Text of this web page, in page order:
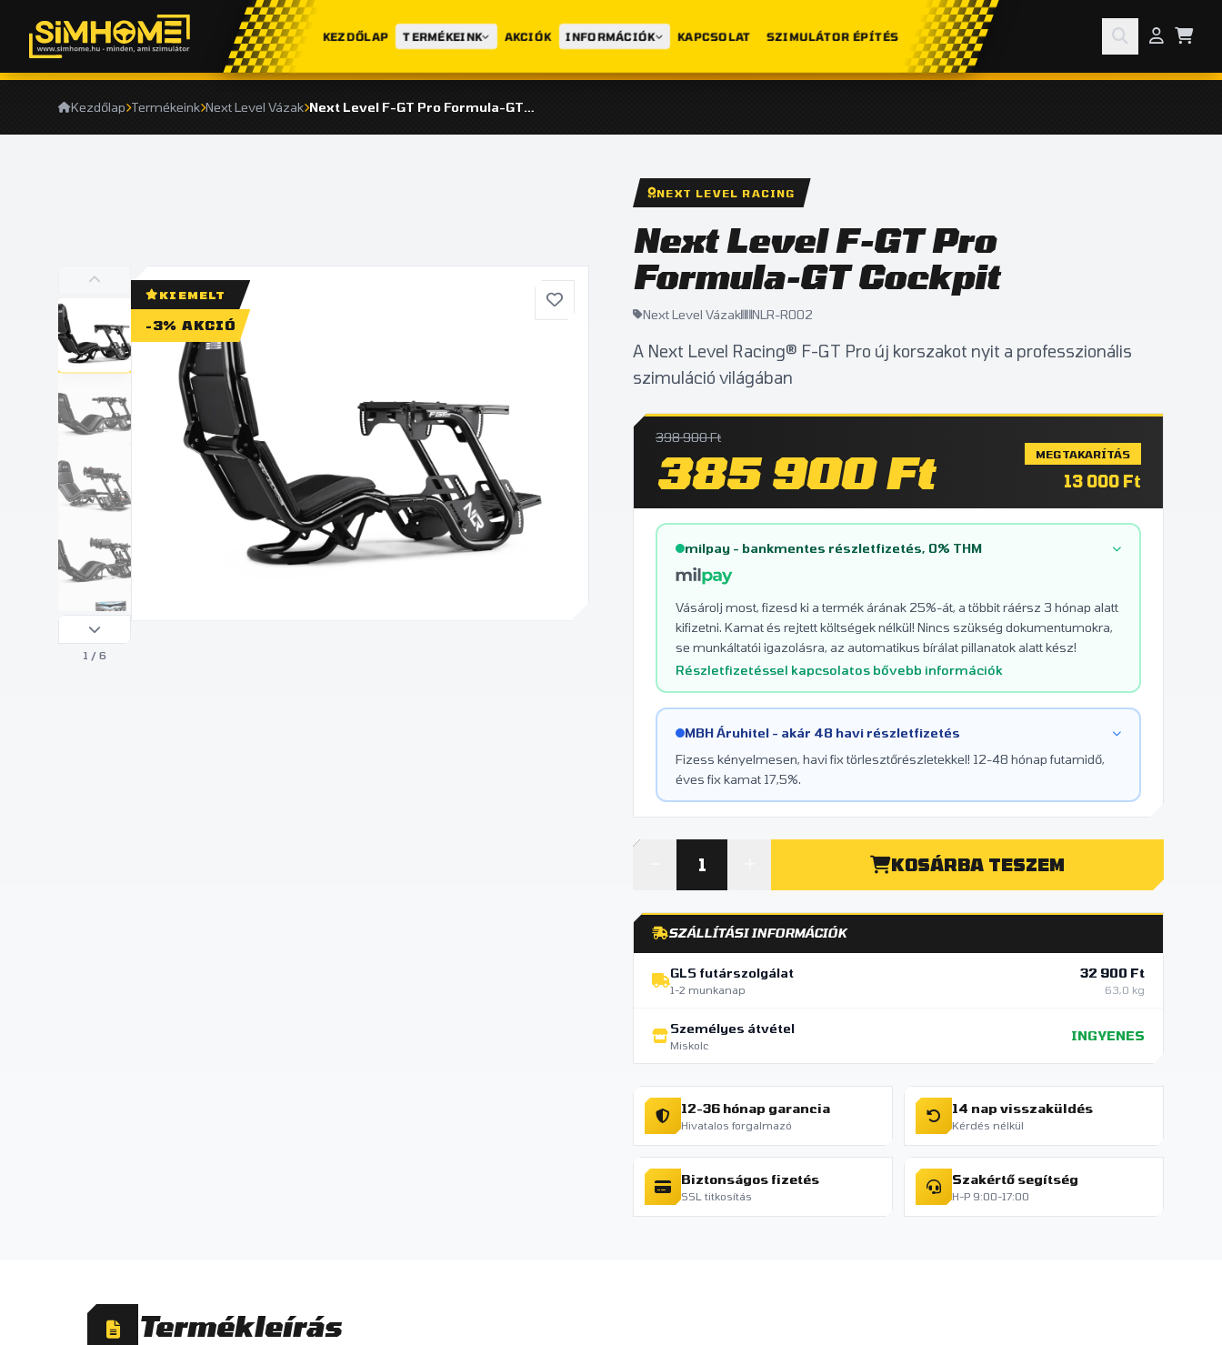
KEZDŐLAP TERMÉKEINK AKCIÓK INFORMÁCIÓK KAPCSOLAT SZIMULÁTOR ÉPÍTÉS
Kezdőlap Termékeink Next Level Vázak Next Level F-GT Pro Formula-GT Cockpit
1 / 6
KIEMELT
-3% AKCIÓ
NEXT LEVEL RACING
Next Level F-GT Pro
Formula-GT Cockpit
Next Level Vázak NLR-R002
A Next Level Racing® F-GT Pro új korszakot nyit a professzionális
szimuláció világában
398 900 Ft
385 900 Ft MEGTAKARÍTÁS
13 000 Ft
milpay - bankmentes részletfizetés, 0% THM
Vásárolj most, fizesd ki a termék árának 25%-át, a többit ráérsz 3 hónap alatt
kifizetni. Kamat és rejtett költségek nélkül! Nincs szükség dokumentumokra,
se munkáltatói igazolásra, az automatikus bírálat pillanatok alatt kész!
Részletfizetéssel kapcsolatos bővebb információk
MBH Áruhitel - akár 48 havi részletfizetés
Fizess kényelmesen, havi fix törlesztőrészletekkel! 12-48 hónap futamidő,
éves fix kamat 17,5%.
KOSÁRBA TESZEM
SZÁLLÍTÁSI INFORMÁCIÓK
GLS futárszolgálat
1-2 munkanap
32 900 Ft
63,0 kg
Személyes átvétel
Miskolc
INGYENES
12-36 hónap garancia
Hivatalos forgalmazó
14 nap visszaküldés
Kérdés nélkül
Biztonságos fizetés
SSL titkosítás
Szakértő segítség
H-P 9:00-17:00
Termékleírás